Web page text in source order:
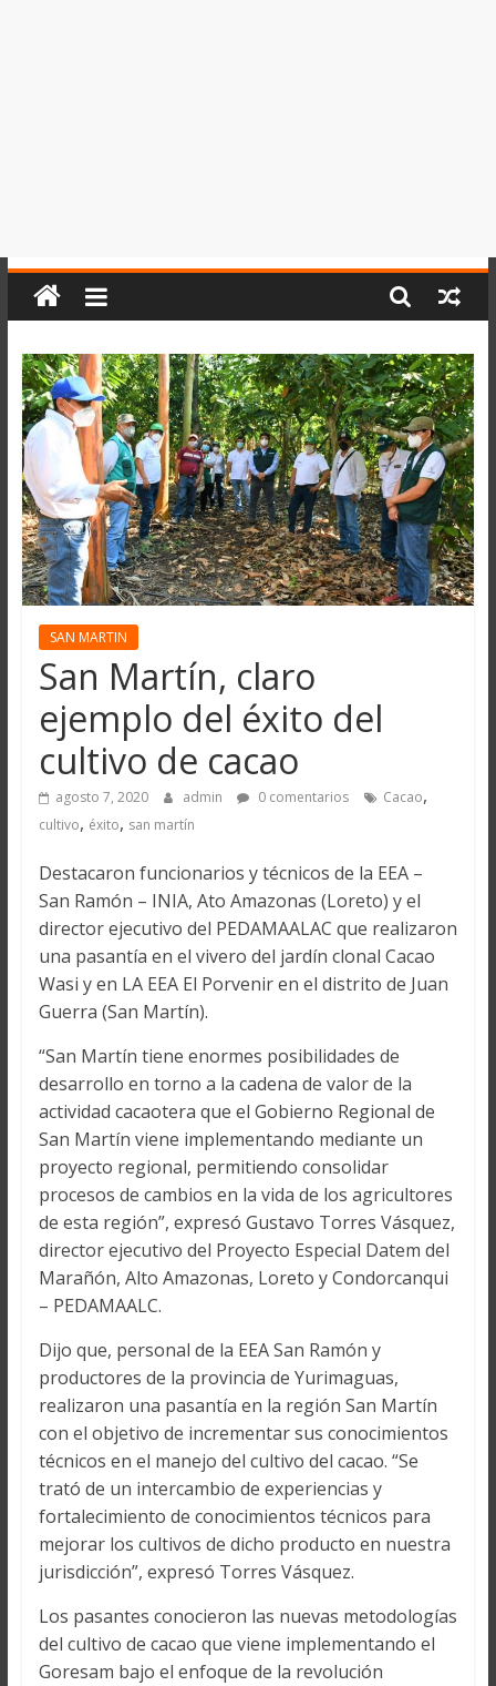
SAN MARTIN
San Martín, claro
ejemplo del éxito del
cultivo de cacao
agosto 7, 2020 admin 0 comentarios Cacao,
cultivo, éxito, san martín
Destacaron funcionarios y técnicos de la EEA –
San Ramón – INIA, Ato Amazonas (Loreto) y el
director ejecutivo del PEDAMAALAC que realizaron
una pasantía en el vivero del jardín clonal Cacao
Wasi y en LA EEA El Porvenir en el distrito de Juan
Guerra (San Martín).
“San Martín tiene enormes posibilidades de
desarrollo en torno a la cadena de valor de la
actividad cacaotera que el Gobierno Regional de
San Martín viene implementando mediante un
proyecto regional, permitiendo consolidar
procesos de cambios en la vida de los agricultores
de esta región”, expresó Gustavo Torres Vásquez,
director ejecutivo del Proyecto Especial Datem del
Marañón, Alto Amazonas, Loreto y Condorcanqui
– PEDAMAALC.
Dijo que, personal de la EEA San Ramón y
productores de la provincia de Yurimaguas,
realizaron una pasantía en la región San Martín
con el objetivo de incrementar sus conocimientos
técnicos en el manejo del cultivo del cacao. “Se
trató de un intercambio de experiencias y
fortalecimiento de conocimientos técnicos para
mejorar los cultivos de dicho producto en nuestra
jurisdicción”, expresó Torres Vásquez.
Los pasantes conocieron las nuevas metodologías
del cultivo de cacao que viene implementando el
Goresam bajo el enfoque de la revolución